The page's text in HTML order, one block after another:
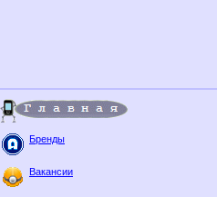
Бренды
Вакансии